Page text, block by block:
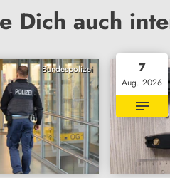
Dich auch
Bundespolizei 7
Aug. 2026